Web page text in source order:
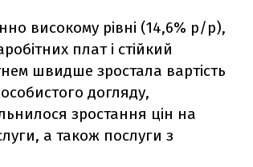
високому рівні (14,6% р/р),
плат і стійкий
швидше зростала вартість
догляду,
зростання цін на
а також послуги з